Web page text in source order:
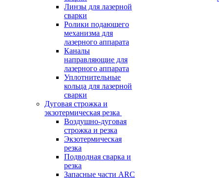
Линзы для лазерной
сварки
Ролики подающего
механизма для
лазерного аппарата
Каналы
направляющие для
лазерного аппарата
Уплотнительные
кольца для лазерной
сварки
Дуговая строжка и
экзотермическая резка
Воздушно-дуговая
строжка и резка
Экзотермическая
резка
Подводная сварка и
резка
Запасные части ARC